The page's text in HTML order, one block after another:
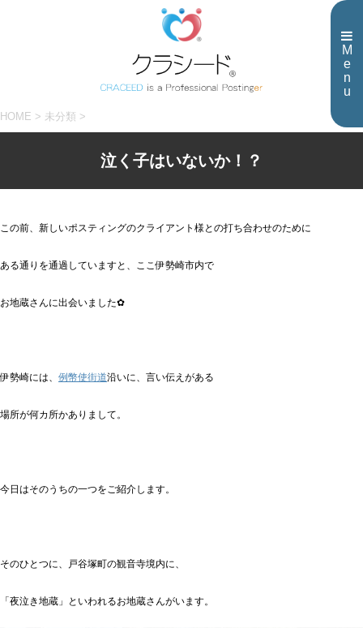
M
e
n
u
HOME > 未分類 >
泣く子はいないか！？
この前、新しいポスティングのクライアント様との打ち合わせのために
ある通りを通過していますと、ここ伊勢崎市内で
お地蔵さんに出会いました✿
伊勢崎には、 例幣使街道沿いに、言い伝えがある
場所が何カ所かありまして。
今日はそのうちの一つをご紹介します。
そのひとつに、戸谷塚町の観音寺境内に、
「夜泣き地蔵」といわれるお地蔵さんがいます。